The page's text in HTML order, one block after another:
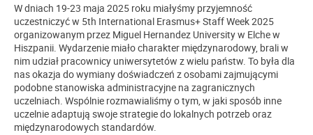
W dniach 19-23 maja 2025 roku miałyśmy przyjemność
uczestniczyć w 5th International Erasmus+ Staff Week 2025
organizowanym przez Miguel Hernandez University w Elche w
Hiszpanii. Wydarzenie miało charakter międzynarodowy, brali w
nim udział pracownicy uniwersytetów z wielu państw. To była dla
nas okazja do wymiany doświadczeń z osobami zajmującymi
podobne stanowiska administracyjne na zagranicznych
uczelniach. Wspólnie rozmawialiśmy o tym, w jaki sposób inne
uczelnie adaptują swoje strategie do lokalnych potrzeb oraz
międzynarodowych standardów.